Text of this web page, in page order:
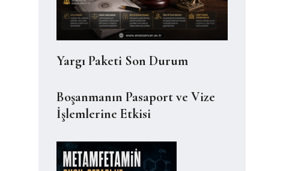
Yargı Paketi Son Durum
Boşanmanın Pasaport ve Vize
İşlemlerine Etkisi